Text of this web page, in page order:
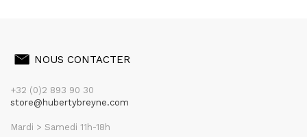
NOUS CONTACTER
+32 (0)2 893 90 30
store@hubertybreyne.com
Mardi > Samedi 11h-18h